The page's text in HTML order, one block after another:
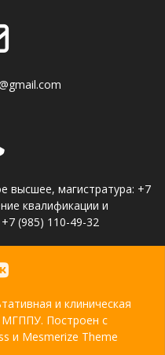
высшее, магистратура: +7
квалификации и
(985) 110-49-32
и клиническая
Построен с
и Mesmerize Theme